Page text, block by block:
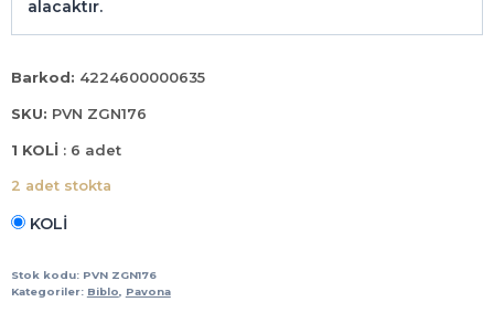
alacaktır.
Barkod: 4224600000635
SKU: PVN ZGN176
1 KOLİ : 6 adet
2 adet stokta
KOLİ
2
Lİ
Stok kodu: PVN ZGN176
Kategoriler: Biblo, Pavona